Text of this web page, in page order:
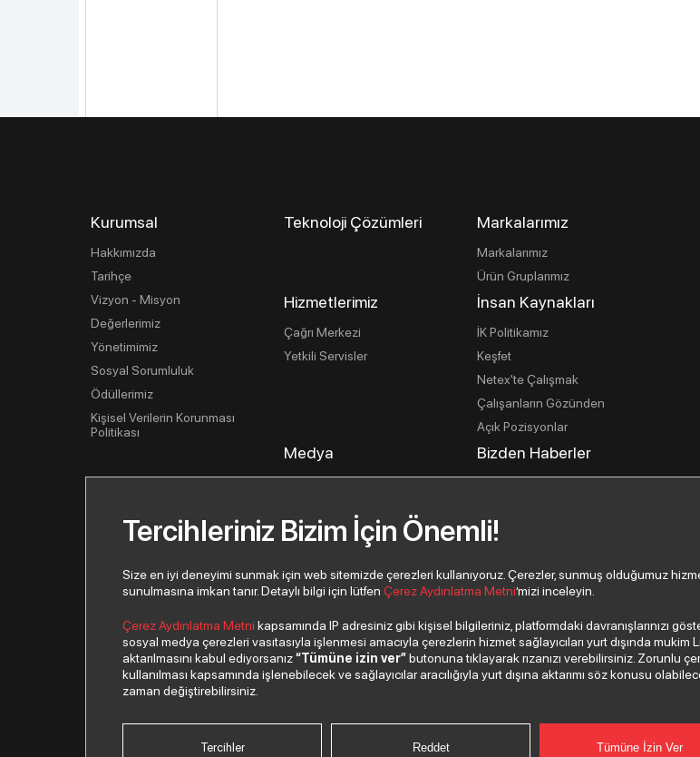
Kurumsal
Hakkımızda
Tarihçe
Vizyon - Misyon
Değerlerimiz
Yönetimimiz
Sosyal Sorumluluk
Ödüllerimiz
Kişisel Verilerin Korunması
Politikası
Teknoloji Çözümleri Markalarımız
Markalarımız
Ürün Gruplarımız
Hizmetlerimiz
Çağrı Merkezi
Yetkili Servisler
İnsan Kaynakları
İK Politikamız
Keşfet
Netex'te Çalışmak
Çalışanların Gözünden
Açık Pozisyonlar
Medya
Basın Bültenleri
Bizden Haberler
İletişim Formu
© 2026 Copyright Netex A.Ş. Tüm hakları saklıdır.
Tercihleriniz Bizim İçin Önemli!
Size en iyi deneyimi sunmak için web sitemizde çerezleri kullanıyoruz. Çerezler, sunmuş olduğumuz
sunulmasına imkan tanır. Detaylı bilgi için lütfenÇerez Aydınlatma Metni’mizi inceleyin.
Çerez Aydınlatma Metni kapsamında IP adresiniz gibi kişisel bilgileriniz, platformdaki davranışlarınızı
sosyal medya çerezleri vasıtasıyla işlenmesi amacıyla çerezlerin hizmet sağlayıcıları yurt dışında mukim
aktarılmasını kabul ediyorsanız“Tümüne izin ver”butonuna tıklayarak rızanızı verebilirsiniz. Zorunlu
kullanılması kapsamında işlenebilecek ve sağlayıcılar aracılığıyla yurt dışına aktarımı söz konusu
zaman değiştirebilirsiniz.
Tercihler Reddet Tümüne İzin Ver